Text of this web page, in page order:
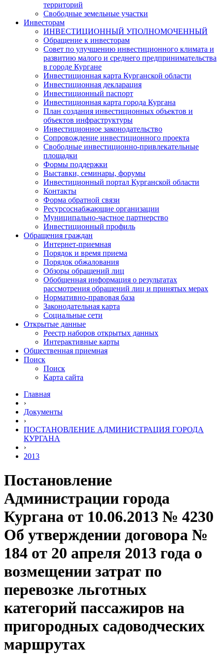
территорий
Свободные земельные участки
Инвесторам
ИНВЕСТИЦИОННЫЙ УПОЛНОМОЧЕННЫЙ
Обращение к инвесторам
Совет по улучшению инвестиционного климата и
развитию малого и среднего предпринимательства
в городе Кургане
Инвестиционная карта Курганской области
Инвестиционная декларация
Инвестиционный паспорт
Инвестиционная карта города Кургана
План создания инвестиционных объектов и
объектов инфраструктуры
Инвестиционное законодательство
Сопровождение инвестиционного проекта
Свободные инвестиционно-привлекательные
площадки
Формы поддержки
Выставки, семинары, форумы
Инвестиционный портал Курганской области
Контакты
Форма обратной связи
Ресурсоснабжающие организации
Муниципально-частное партнерство
Инвестиционный профиль
Обращения граждан
Интернет-приемная
Порядок и время приема
Порядок обжалования
Обзоры обращений лиц
Обобщенная информация о результатах
рассмотрения обращений лиц и принятых мерах
Нормативно-правовая база
Законодательная карта
Социальные сети
Открытые данные
Реестр наборов открытых данных
Интерактивные карты
Общественная приемная
Поиск
Поиск
Карта сайта
Главная
›
Документы
›
ПОСТАНОВЛЕНИЕ АДМИНИСТРАЦИЯ ГОРОДА
КУРГАНА
›
2013
Постановление
Администрации города
Кургана от 10.06.2013 № 4230
Об утверждении договора №
184 от 20 апреля 2013 года о
возмещении затрат по
перевозке льготных
категорий пассажиров на
пригородных садоводческих
маршрутах